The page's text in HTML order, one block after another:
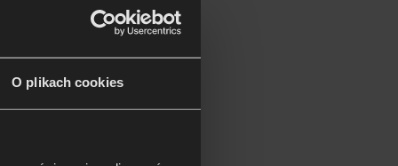
O plikach cookies